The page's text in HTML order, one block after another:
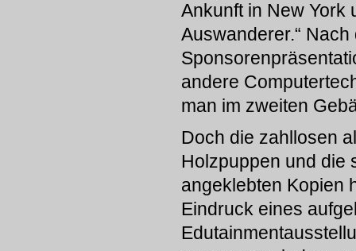
Ankunft in New York
Auswanderer.“
andere
man im zweiten
Doch die zahllosen
Holzpuppen und die
angeklebten Kopien
Eindruck eines